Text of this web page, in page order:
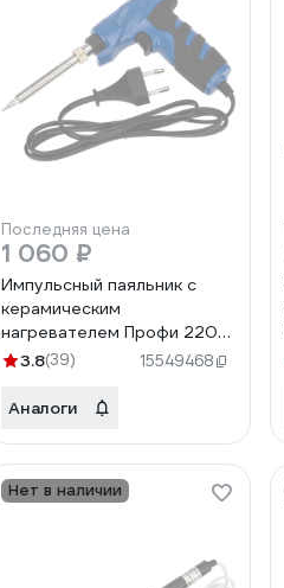
Последняя цена
1 060 ₽
Импульсный паяльник с
керамическим
нагревателем Профи 220В,
25-130Вт REXANT ZD-723N
3.8(39) 15549468
Аналоги
Нет в наличии